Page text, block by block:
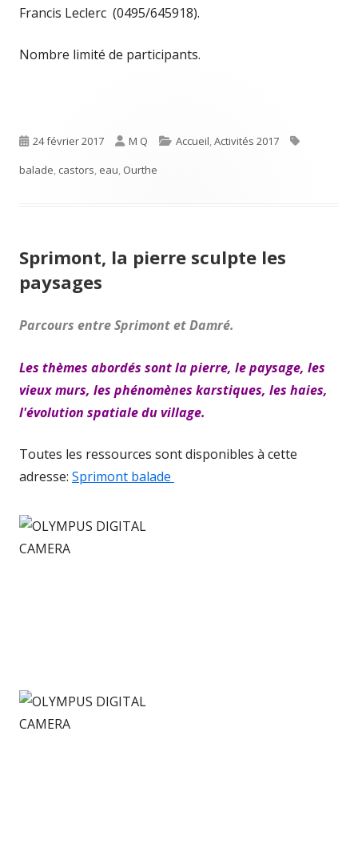
Francis Leclerc (0495/645918).
Nombre limité de participants.
Publié
le
24 février 2017 Auteur
M Q Catégories
Accueil,Activités 2017
balade, castors, eau, Ourthe
Sprimont, la pierre sculpte les
paysages
Parcours entre Sprimont et Damré.
Les thèmes abordés sont la pierre, le paysage, les
vieux murs, les phénomènes karstiques, les haies,
l'évolution spatiale du village.
Toutes les ressources sont disponibles à cette
adresse: Sprimont balade